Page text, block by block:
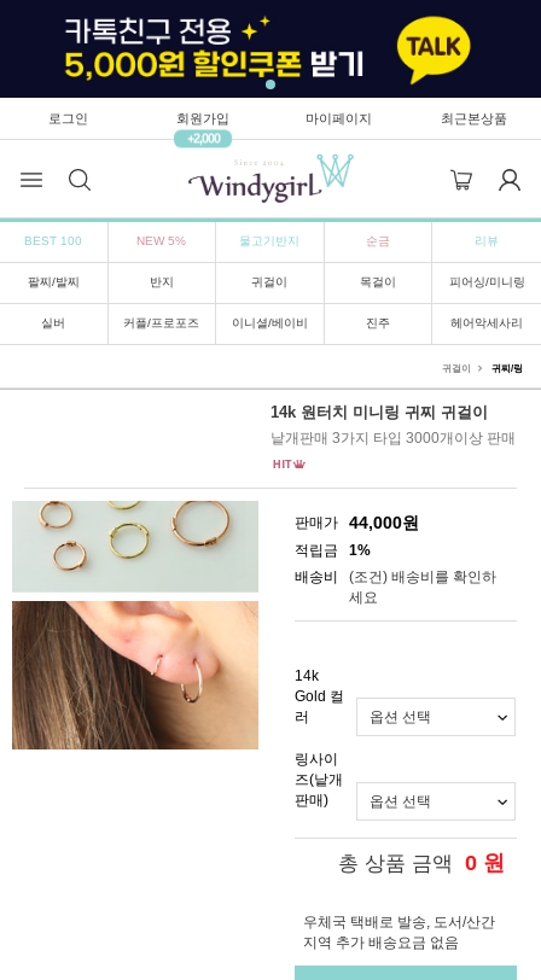
로그인
회원가입
+2,000
마이페이지 최근본상품
BEST 100 NEW 5% 물고기반지 순금 리뷰
팔찌/발찌 반지 귀걸이 목걸이 피어싱/미니링
실버 커플/프로포즈 이니셜/베이비 진주 헤어악세사리
귀걸이 귀찌/링
14k 원터치 미니링 귀찌 귀걸이
낱개판매 3가지 타입 3000개이상 판매
판매가 44,000원
적립금
1%
배송비
(조건) 배송비를 확인하
세요
14k
Gold 컬
러
링사이
즈(낱개
판매)
총 상품 금액 0 원
우체국 택배로 발송, 도서/산간
지역 추가 배송요금 없음